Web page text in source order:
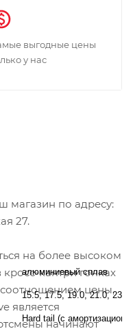
выгодные цены
у нас
магазин по адресу:
27.
на более высоком
кантри гонках
цены,
является
начинают
алюминиевый сплав
15.5, 17.5, 19.0, 21.0,
Hard tail (с